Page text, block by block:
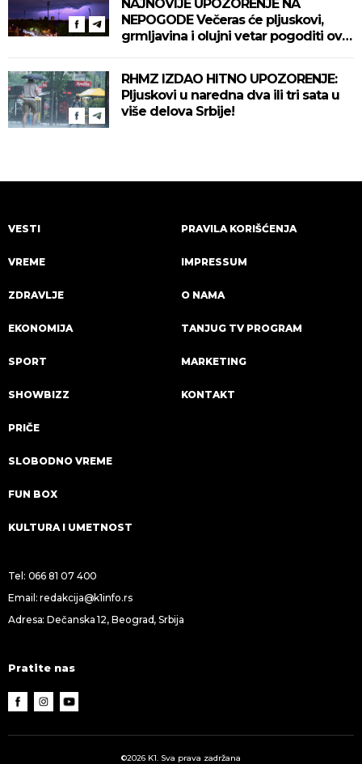
NAJNOVIJE UPOZORENJE NA
NEPOGODE Večeras će pljuskovi,
grmljavina i olujni vetar pogoditi ove
RHMZ IZDAO HITNO UPOZORENJE:
Pljuskovi u naredna dva ili tri sata u
više delova Srbije!
VESTI
VREME
ZDRAVLJE
EKONOMIJA
SPORT
SHOWBIZZ
PRIČE
SLOBODNO VREME
FUN BOX
KULTURA I UMETNOST
PRAVILA KORIŠĆENJA
IMPRESSUM
O NAMA
TANJUG TV PROGRAM
MARKETING
KONTAKT
Tel: 066 81 07 400
Email:redakcija@k1info.rs
Adresa: Dečanska 12, Beograd, Srbija
Pratite nas
©2026 K1. Sva prava zadržana